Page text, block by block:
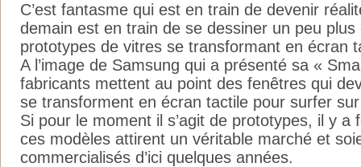
C’est fantasme qui est en train de devenir
demain est en train de se dessiner un peu plus
prototypes de vitres se transformant en écran
A l’image de Samsung qui a présenté sa «
fabricants mettent au point des fenêtres qui
se transforment en écran tactile pour surfer
Si pour le moment il s’agit de prototypes, il y a
ces modèles attirent un véritable marché et
commercialisés d’ici quelques années.